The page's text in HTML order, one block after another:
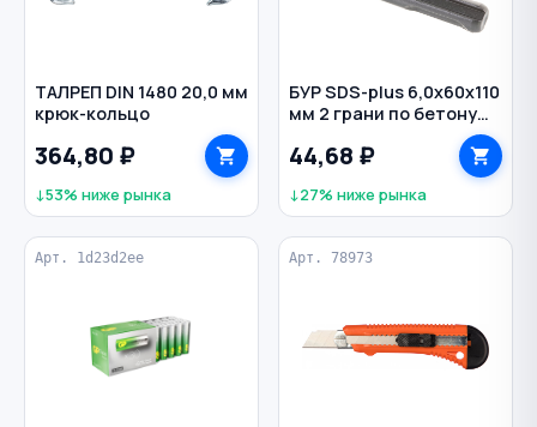
ТАЛРЕП DIN 1480 20,0 мм
крюк-кольцо
364,80 ₽
↓53% ниже рынка
БУР SDS-plus 6,0х60х110
мм 2 грани по бетону
44,68 ₽
↓27% ниже рынка
Арт. 1d23d2ee Арт. 78973